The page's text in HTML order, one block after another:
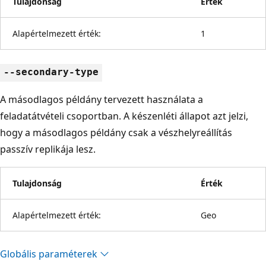
Alapértelmezett érték: 1
--secondary-type
A másodlagos példány tervezett használata a
feladatátvételi csoportban. A készenléti állapot azt jelzi,
hogy a másodlagos példány csak a vészhelyreállítás
passzív replikája lesz.
Tulajdonság Érték
Alapértelmezett érték: Geo
Globális paraméterek